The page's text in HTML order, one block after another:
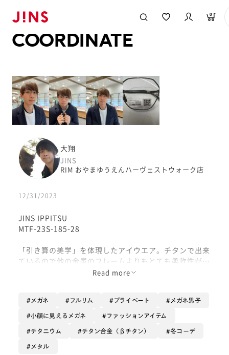
0
COORDINATE
大翔
JINS
RIM おやまゆうえんハーヴェストウォーク店
12/31/2023
JINS IPPITSU
MTF-23S-185-28
「引き算の美学」を体現したアイウエア。チタンで出来
ているので他の金属のフレームよりもとても柔軟性があ
り軽量のため長時間掛けてきても疲れにくいフレームで
オプションは【無敵コーティング】がオススメです。傷
に強いだけでなく反射防止や静電気防止もついているの
でよりメガネを長くお使いいただけます！ぜひ！
Read more
メガネ フルリム プライベート メガネ男子
小顔に見えるメガネ ファッションアイテム
チタニウム チタン合金（βチタン） 冬コーデ
メタル